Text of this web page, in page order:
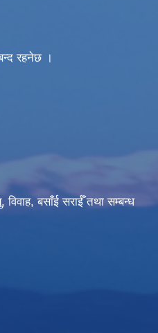
रहनेछ ।
बसाँई सराईँ तथा सम्बन्ध